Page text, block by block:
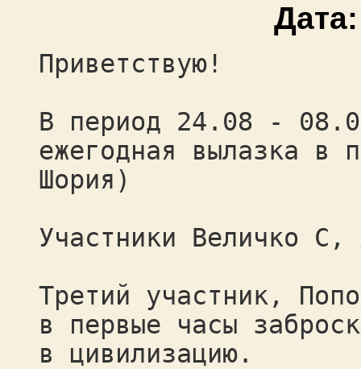
Приветствую!
В период 24.08 -
ежегодная вылазка в
Шория)
Участники Величко
Третий участник,
в первые часы
в цивилизацию.